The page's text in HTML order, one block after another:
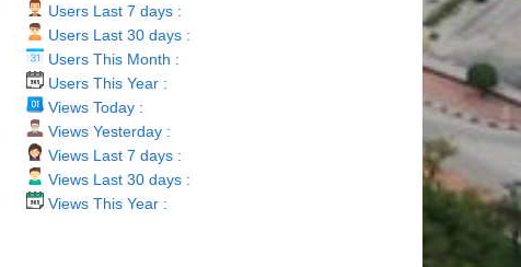
Users Last 7 days :
Users Last 30 days :
Users This Month :
Users This Year :
Views Today :
Views Yesterday :
Views Last 7 days :
Views Last 30 days :
Views This Year :